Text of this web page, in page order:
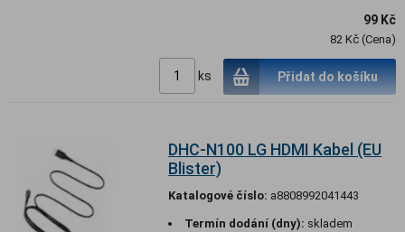
99 Kč
82 Kč (Cena)
ks Přidat do košíku
DHC-N100 LG HDMI Kabel (EU
Blister)
Katalogové číslo: a8808992041443
Termín dodání (dny): skladem